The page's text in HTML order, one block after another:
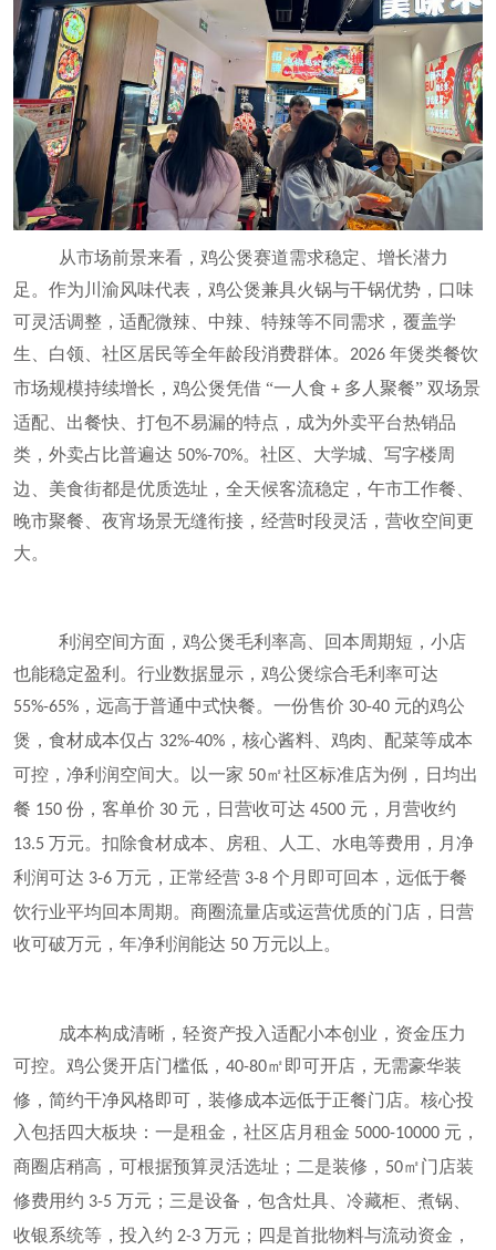
从市场前景来看，鸡公煲赛道需求稳定、增长潜力
足。作为川渝风味代表，鸡公煲兼具火锅与干锅优势，口味
可灵活调整，适配微辣、中辣、特辣等不同需求，覆盖学
生、白领、社区居民等全年龄段消费群体。 2026 年煲类餐饮
市场规模持续增长，鸡公煲凭借 “一人食 + 多人聚餐” 双场景
适配、出餐快、打包不易漏的特点，成为外卖平台热销品
类，外卖占比普遍达 50%-70%。社区、大学城、写字楼周
边、美食街都是优质选址，全天候客流稳定，午市工作餐、
晚市聚餐、夜宵场景无缝衔接，经营时段灵活，营收空间更
大。
利润空间方面，鸡公煲毛利率高、回本周期短，小店
也能稳定盈利。行业数据显示，鸡公煲综合毛利率可达
55%-65%，远高于普通中式快餐。一份售价 30-40 元的鸡公
煲，食材成本仅占 32%-40%，核心酱料、鸡肉、配菜等成本
可控，净利润空间大。以一家 50㎡社区标准店为例，日均出
餐 150 份，客单价 30 元，日营收可达 4500 元，月营收约
13.5 万元。扣除食材成本、房租、人工、水电等费用，月净
利润可达 3-6 万元，正常经营 3-8 个月即可回本，远低于餐
饮行业平均回本周期。商圈流量店或运营优质的门店，日营
收可破万元，年净利润能达 50 万元以上。
成本构成清晰，轻资产投入适配小本创业，资金压力
可控。鸡公煲开店门槛低， 40-80㎡即可开店，无需豪华装
修，简约干净风格即可，装修成本远低于正餐门店。核心投
入包括四大板块：一是租金，社区店月租金 5000-10000 元，
商圈店稍高，可根据预算灵活选址；二是装修， 50㎡门店装
修费用约 3-5 万元；三是设备，包含灶具、冷藏柜、煮锅、
收银系统等，投入约 2-3 万元；四是首批物料与流动资金，